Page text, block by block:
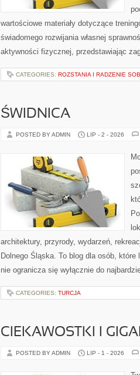
wartościowe materiały dotyczące
świadomego rozwijania własnej
aktywności fizycznej, przedstawiając
CATEGORIES: ROZSTANIA I RADZENIE
ŚWIDNICA
POSTED BY ADMIN LIP - 2 - 2026
architektury, przyrody, wydarzeń,
Dolnego Śląska. To blog dla osób,
nie ogranicza się wyłącznie do
CATEGORIES: TURCJA
CIEKAWOSTKI I
POSTED BY ADMIN LIP - 1 - 2026